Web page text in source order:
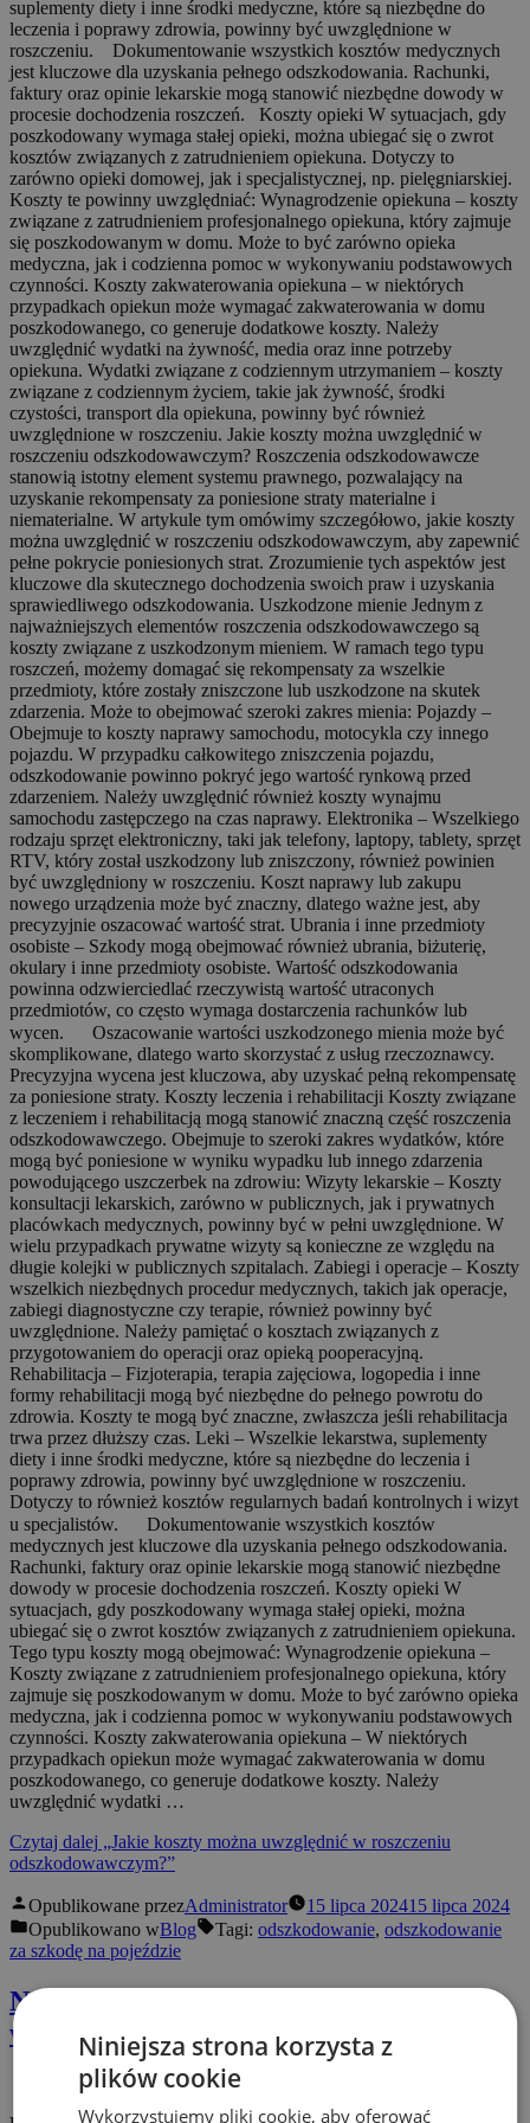
suplementy diety i inne środki medyczne, które są niezbędne do
leczenia i poprawy zdrowia, powinny być uwzględnione w
roszczeniu. Dokumentowanie wszystkich kosztów medycznych
jest kluczowe dla uzyskania pełnego odszkodowania. Rachunki,
faktury oraz opinie lekarskie mogą stanowić niezbędne dowody w
procesie dochodzenia roszczeń. Koszty opieki W sytuacjach, gdy
poszkodowany wymaga stałej opieki, można ubiegać się o zwrot
kosztów związanych z zatrudnieniem opiekuna. Dotyczy to
zarówno opieki domowej, jak i specjalistycznej, np. pielęgniarskiej.
Koszty te powinny uwzględniać: Wynagrodzenie opiekuna – koszty
związane z zatrudnieniem profesjonalnego opiekuna, który zajmuje
się poszkodowanym w domu. Może to być zarówno opieka
medyczna, jak i codzienna pomoc w wykonywaniu podstawowych
czynności. Koszty zakwaterowania opiekuna – w niektórych
przypadkach opiekun może wymagać zakwaterowania w domu
poszkodowanego, co generuje dodatkowe koszty. Należy
uwzględnić wydatki na żywność, media oraz inne potrzeby
opiekuna. Wydatki związane z codziennym utrzymaniem – koszty
związane z codziennym życiem, takie jak żywność, środki
czystości, transport dla opiekuna, powinny być również
uwzględnione w roszczeniu. Jakie koszty można uwzględnić w
roszczeniu odszkodowawczym? Roszczenia odszkodowawcze
stanowią istotny element systemu prawnego, pozwalający na
uzyskanie rekompensaty za poniesione straty materialne i
niematerialne. W artykule tym omówimy szczegółowo, jakie koszty
można uwzględnić w roszczeniu odszkodowawczym, aby zapewnić
pełne pokrycie poniesionych strat. Zrozumienie tych aspektów jest
kluczowe dla skutecznego dochodzenia swoich praw i uzyskania
sprawiedliwego odszkodowania. Uszkodzone mienie Jednym z
najważniejszych elementów roszczenia odszkodowawczego są
koszty związane z uszkodzonym mieniem. W ramach tego typu
roszczeń, możemy domagać się rekompensaty za wszelkie
przedmioty, które zostały zniszczone lub uszkodzone na skutek
zdarzenia. Może to obejmować szeroki zakres mienia: Pojazdy –
Obejmuje to koszty naprawy samochodu, motocykla czy innego
pojazdu. W przypadku całkowitego zniszczenia pojazdu,
odszkodowanie powinno pokryć jego wartość rynkową przed
zdarzeniem. Należy uwzględnić również koszty wynajmu
samochodu zastępczego na czas naprawy. Elektronika – Wszelkiego
rodzaju sprzęt elektroniczny, taki jak telefony, laptopy, tablety, sprzęt
RTV, który został uszkodzony lub zniszczony, również powinien
być uwzględniony w roszczeniu. Koszt naprawy lub zakupu
nowego urządzenia może być znaczny, dlatego ważne jest, aby
precyzyjnie oszacować wartość strat. Ubrania i inne przedmioty
osobiste – Szkody mogą obejmować również ubrania, biżuterię,
okulary i inne przedmioty osobiste. Wartość odszkodowania
powinna odzwierciedlać rzeczywistą wartość utraconych
przedmiotów, co często wymaga dostarczenia rachunków lub
wycen. ⠀Oszacowanie wartości uszkodzonego mienia może być
skomplikowane, dlatego warto skorzystać z usług rzeczoznawcy.
Precyzyjna wycena jest kluczowa, aby uzyskać pełną rekompensatę
za poniesione straty. Koszty leczenia i rehabilitacji Koszty związane
z leczeniem i rehabilitacją mogą stanowić znaczną część roszczenia
odszkodowawczego. Obejmuje to szeroki zakres wydatków, które
mogą być poniesione w wyniku wypadku lub innego zdarzenia
powodującego uszczerbek na zdrowiu: Wizyty lekarskie – Koszty
konsultacji lekarskich, zarówno w publicznych, jak i prywatnych
placówkach medycznych, powinny być w pełni uwzględnione. W
wielu przypadkach prywatne wizyty są konieczne ze względu na
długie kolejki w publicznych szpitalach. Zabiegi i operacje – Koszty
wszelkich niezbędnych procedur medycznych, takich jak operacje,
zabiegi diagnostyczne czy terapie, również powinny być
uwzględnione. Należy pamiętać o kosztach związanych z
przygotowaniem do operacji oraz opieką pooperacyjną.
Rehabilitacja – Fizjoterapia, terapia zajęciowa, logopedia i inne
formy rehabilitacji mogą być niezbędne do pełnego powrotu do
zdrowia. Koszty te mogą być znaczne, zwłaszcza jeśli rehabilitacja
trwa przez dłuższy czas. Leki – Wszelkie lekarstwa, suplementy
diety i inne środki medyczne, które są niezbędne do leczenia i
poprawy zdrowia, powinny być uwzględnione w roszczeniu.
Dotyczy to również kosztów regularnych badań kontrolnych i wizyt
u specjalistów. ⠀Dokumentowanie wszystkich kosztów
medycznych jest kluczowe dla uzyskania pełnego odszkodowania.
Rachunki, faktury oraz opinie lekarskie mogą stanowić niezbędne
dowody w procesie dochodzenia roszczeń. Koszty opieki W
sytuacjach, gdy poszkodowany wymaga stałej opieki, można
ubiegać się o zwrot kosztów związanych z zatrudnieniem opiekuna.
Tego typu koszty mogą obejmować: Wynagrodzenie opiekuna –
Koszty związane z zatrudnieniem profesjonalnego opiekuna, który
zajmuje się poszkodowanym w domu. Może to być zarówno opieka
medyczna, jak i codzienna pomoc w wykonywaniu podstawowych
czynności. Koszty zakwaterowania opiekuna – W niektórych
przypadkach opiekun może wymagać zakwaterowania w domu
poszkodowanego, co generuje dodatkowe koszty. Należy
uwzględnić wydatki …
Czytaj dalej „Jakie koszty można uwzględnić w roszczeniu
odszkodowawczym?”
Opublikowane przezAdministrator 15 lipca 202415 lipca 2024
Opublikowano wBlog Tagi: odszkodowanie, odszkodowanie
za szkodę na pojeździe
Najczęstsze błędy przy składaniu
wniosków odszkodowawczych
Niniejsza strona korzysta z
plików cookie
Wykorzystujemy pliki cookie, aby oferować